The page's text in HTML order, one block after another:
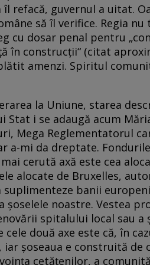
îl refacă, guvernul a uitat.
să îl verifice. Regia
cu dosar penal pentru
în construcţii“ (citat
amenzi. Spiritul
la Uniune, starea
Stat i se adaugă acum
Mega Reglementatorul
a-mi da dreptate.
cerută axă este cea
alocate de Bruxelles,
banii
şoselele noastre. Vestea
spitalului local sau a
cele două axe este că, în
iar şoseaua e construită de
cetăţenilor, a